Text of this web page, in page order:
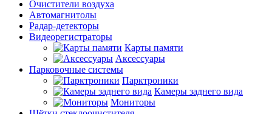
Очистители воздуха
Автомагнитолы
Радар-детекторы
Видеорегистраторы
Карты памяти
Аксессуары
Парковочные системы
Парктроники
Камеры заднего вида
Мониторы